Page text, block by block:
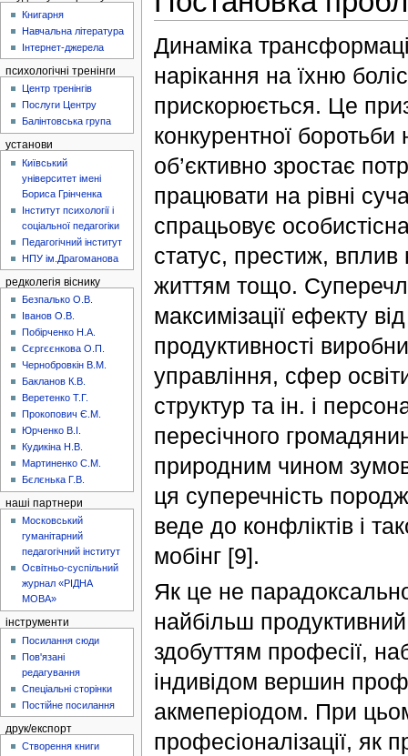
Динаміка
нарікання на їхню
прискорюється. Це
конкурентної
об’єктивно зростає
працювати на рівні
спрацьовує
статус, престиж,
життям тощо.
максимізації ефекту
продуктивності
управління, сфер
структур та ін. і
пересічного
природним чином
ця суперечність
веде до конфліктів i
мобінг [9].
Як це не
найбільш
здобуттям професії,
індивідом вершин
акмеперіодом. При
професіоналізації, як
Книгарня
Навчальна література
Інтернет-джерела
психологічні тренінги
Центр тренінгів
Послуги Центру
Балінтовська група
установи
Київський
університет імені
Бориса Грінченка
Інститут психології і
соціальної педагогіки
Педагогічний інститут
НПУ ім.Драгоманова
редколегія віснику
Безпалько О.В.
Іванов О.В.
Побірченко Н.А.
Сєргєєнкова О.П.
Чернобровкін В.М.
Бакланов К.В.
Веретенко Т.Г.
Прокопович Є.М.
Юрченко В.І.
Кудикіна Н.В.
Мартиненко С.М.
Бєлєнька Г.В.
наші партнери
Московський
гуманітарний
педагогічний інститут
Освітньо-суспільний
журнал «РІДНА
МОВА»
інструменти
Посилання сюди
Пов'язані
редагування
Спеціальні сторінки
Постійне посилання
друк/експорт
Створення книги